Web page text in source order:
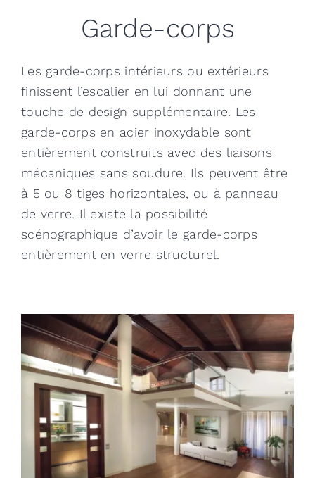
Garde-corps
Les garde-corps intérieurs ou extérieurs
finissent l’escalier en lui donnant une
touche de design supplémentaire. Les
garde-corps en acier inoxydable sont
entièrement construits avec des liaisons
mécaniques sans soudure. Ils peuvent être
à 5 ou 8 tiges horizontales, ou à panneau
de verre. Il existe la possibilité
scénographique d’avoir le garde-corps
entièrement en verre structurel.